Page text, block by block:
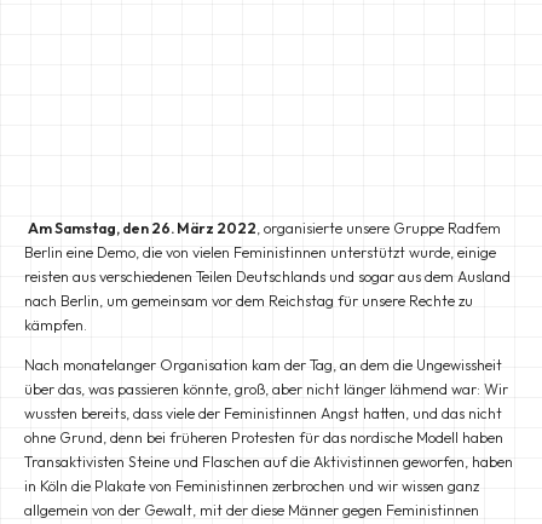
Am Samstag, den 26. März 2022, organisierte unsere Gruppe Radfem
Berlin eine Demo, die von vielen Feministinnen unterstützt wurde, einige
reisten aus verschiedenen Teilen Deutschlands und sogar aus dem Ausland
nach Berlin, um gemeinsam vor dem Reichstag für unsere Rechte zu
kämpfen.
Nach monatelanger Organisation kam der Tag, an dem die Ungewissheit
über das, was passieren könnte, groß, aber nicht länger lähmend war: Wir
wussten bereits, dass viele der Feministinnen Angst hatten, und das nicht
ohne Grund, denn bei früheren Protesten für das nordische Modell haben
Transaktivisten Steine und Flaschen auf die Aktivistinnen geworfen, haben
in Köln die Plakate von Feministinnen zerbrochen und wir wissen ganz
allgemein von der Gewalt, mit der diese Männer gegen Feministinnen